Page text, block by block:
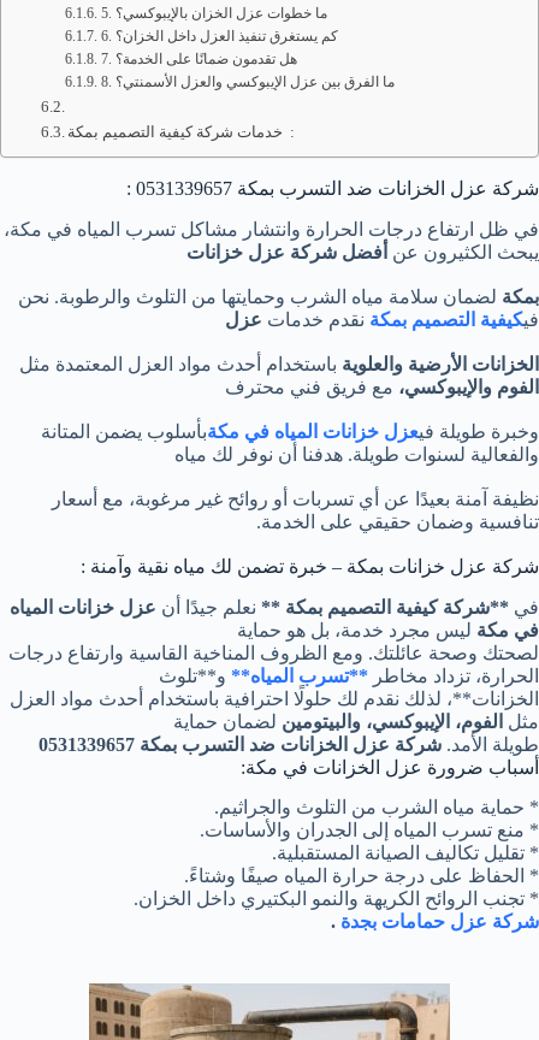
5. ما خطوات عزل الخزان بالإيبوكسي؟
6. كم يستغرق تنفيذ العزل داخل الخزان؟
7. هل تقدمون ضمانًا على الخدمة؟
8. ما الفرق بين عزل الإيبوكسي والعزل الأسمنتي؟
خدمات شركة كيفية التصميم بمكة :
شركة عزل الخزانات ضد التسرب بمكة 0531339657 :
في ظل ارتفاع درجات الحرارة وانتشار مشاكل تسرب المياه في مكة،
يبحث الكثيرون عن أفضل شركة عزل خزانات
بمكة لضمان سلامة مياه الشرب وحمايتها من التلوث والرطوبة. نحن
فيكيفية التصميم بمكة نقدم خدمات عزل
الخزانات الأرضية والعلوية باستخدام أحدث مواد العزل المعتمدة مثل
الفوم والإيبوكسي، مع فريق فني محترف
وخبرة طويلة فيعزل خزانات المياه في مكةبأسلوب يضمن المتانة
والفعالية لسنوات طويلة. هدفنا أن نوفر لك مياه
نظيفة آمنة بعيدًا عن أي تسربات أو روائح غير مرغوبة، مع أسعار
تنافسية وضمان حقيقي على الخدمة.
شركة عزل خزانات بمكة – خبرة تضمن لك مياه نقية وآمنة :
في **شركة كيفية التصميم بمكة ** نعلم جيدًا أن عزل خزانات المياه
في مكة ليس مجرد خدمة، بل هو حماية
لصحتك وصحة عائلتك. ومع الظروف المناخية القاسية وارتفاع درجات
الحرارة، تزداد مخاطر **تسرب المياه** و**تلوث
الخزانات**، لذلك نقدم لك حلولًا احترافية باستخدام أحدث مواد العزل
مثل الفوم، الإيبوكسي، والبيتومين لضمان حماية
طويلة الأمد. شركة عزل الخزانات ضد التسرب بمكة 0531339657
أسباب ضرورة عزل الخزانات في مكة:
* حماية مياه الشرب من التلوث والجراثيم.
* منع تسرب المياه إلى الجدران والأساسات.
* تقليل تكاليف الصيانة المستقبلية.
* الحفاظ على درجة حرارة المياه صيفًا وشتاءً.
* تجنب الروائح الكريهة والنمو البكتيري داخل الخزان.
شركة عزل حمامات بجدة .